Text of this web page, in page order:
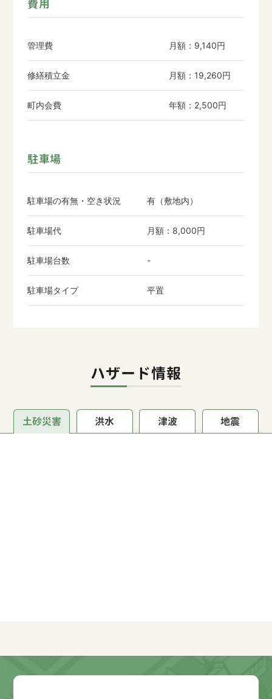
費用
管理費 月額：9,140円
修繕積立金 月額：19,260円
町内会費 年額：2,500円
駐車場
駐車場の有無・空き状況 有（敷地内）
駐車場代 月額：8,000円
駐車場台数 -
駐車場タイプ 平置
ハザード情報
土砂災害 洪水 津波 地震